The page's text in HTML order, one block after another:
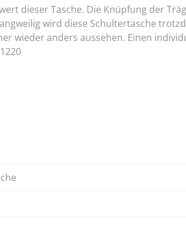
dieser Tasche. Die Knüpfung der
wird diese Schultertasche
wieder anders aussehen. Einen